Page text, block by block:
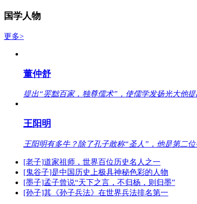
国学人物
更多>
董仲舒
提出“罢黜百家，独尊儒术”，使儒学发扬光大他
王阳明
王阳明有多牛？除了孔子敢称“圣人”，他是第二位
[老子]道家祖师，世界百位历史名人之一
[鬼谷子]是中国历史上极具神秘色彩的人物
[墨子]孟子曾说“天下之言，不归杨，则归墨”
[孙子]其《孙子兵法》在世界兵法排名第一